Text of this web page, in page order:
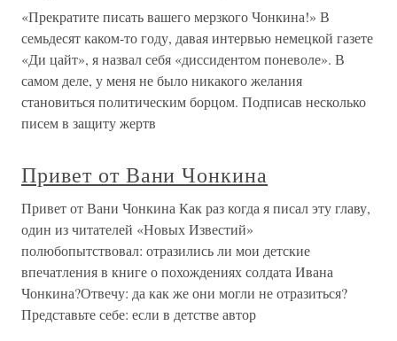
«Прекратите писать вашего мерзкого Чонкина!» В
семьдесят каком-то году, давая интервью немецкой газете
«Ди цайт», я назвал себя «диссидентом поневоле». В
самом деле, у меня не было никакого желания
становиться политическим борцом. Подписав несколько
писем в защиту жертв
Привет от Вани Чонкина
Привет от Вани Чонкина Как раз когда я писал эту главу,
один из читателей «Новых Известий»
полюбопытствовал: отразились ли мои детские
впечатления в книге о похождениях солдата Ивана
Чонкина?Отвечу: да как же они могли не отразиться?
Представьте себе: если в детстве автор